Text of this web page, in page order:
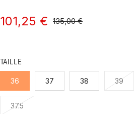
101,25 € 135,00 €
TAILLE
36 37 38 39
37.5